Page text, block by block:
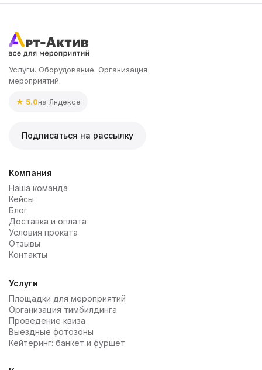
Услуги. Оборудование. Организация
мероприятий.
★ 5.0на Яндексе
Подписаться на рассылку
Компания
Наша команда
Кейсы
Блог
Доставка и оплата
Условия проката
Отзывы
Контакты
Услуги
Площадки для мероприятий
Организация тимбилдинга
Проведение квиза
Выездные фотозоны
Кейтеринг: банкет и фуршет